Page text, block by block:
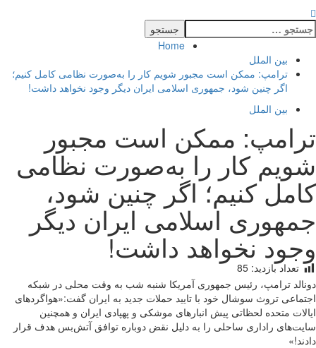
جستجو
برای:
Home
بین الملل
ترامپ: ممکن است مجبور شویم کار را به‌صورت نظامی کامل کنیم؛
اگر چنین شود، جمهوری اسلامی ایران دیگر وجود نخواهد داشت!
بین الملل
ترامپ: ممکن است مجبور
شویم کار را به‌صورت نظامی
کامل کنیم؛ اگر چنین شود،
جمهوری اسلامی ایران دیگر
وجود نخواهد داشت!
تعداد بازدید: 85
دونالد ترامپ، رئیس جمهوری آمریکا شنبه شب به وقت محلی در شبکه
اجتماعی تروث سوشال خود با تایید حملات جدید به ایران گفت:«هواگردهای
ایالات متحده لحظاتی پیش انبارهای موشکی و پهپادی ایران و همچنین
سایت‌های راداری ساحلی را به دلیل نقض دوباره توافق آتش‌بس هدف قرار
دادند!»